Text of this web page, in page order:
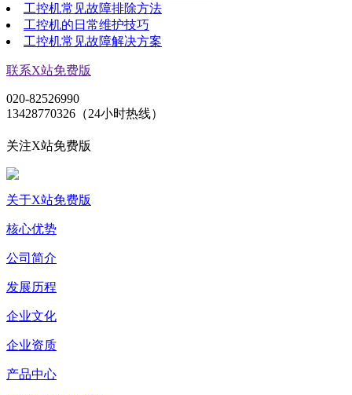
工控机常见故障排除方法
工控机的日常维护技巧
工控机常见故障解决方案
联系X站免费版
020-82526990
13428770326（24小时热线）
关注X站免费版
关于X站免费版
核心优势
公司简介
发展历程
企业文化
企业资质
产品中心